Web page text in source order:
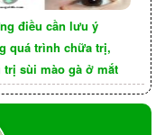
mào gà miệng,
điều cần lưu ý
quá trình chữa trị,
trị sùi mào gà ở mắt